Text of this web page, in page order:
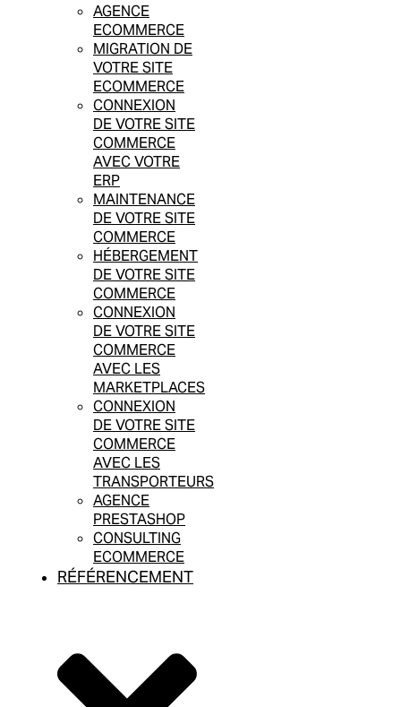
AGENCE
ECOMMERCE
MIGRATION DE
VOTRE SITE
ECOMMERCE
CONNEXION
DE VOTRE SITE
COMMERCE
AVEC VOTRE
ERP
MAINTENANCE
DE VOTRE SITE
COMMERCE
HÉBERGEMENT
DE VOTRE SITE
COMMERCE
CONNEXION
DE VOTRE SITE
COMMERCE
AVEC LES
MARKETPLACES
CONNEXION
DE VOTRE SITE
COMMERCE
AVEC LES
TRANSPORTEURS
AGENCE
PRESTASHOP
CONSULTING
ECOMMERCE
RÉFÉRENCEMENT